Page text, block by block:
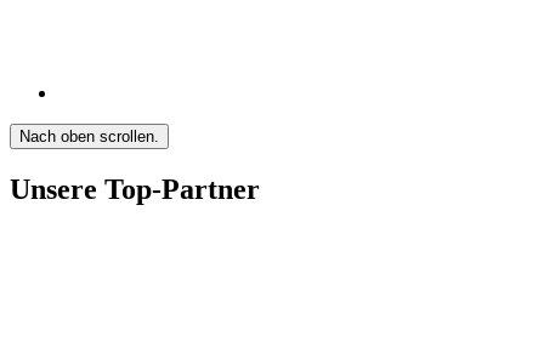
Nach oben scrollen.
Unsere Top-Partner